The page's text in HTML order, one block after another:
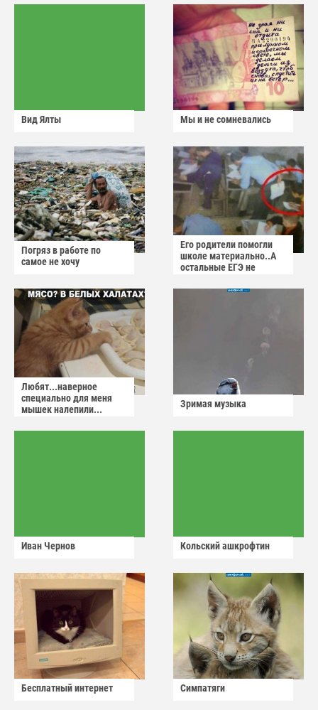
Вид Ялты Мы и не сомневались
Погряз в работе по
самое не хочу
Его родители помогли
школе материально..А
остальные ЕГЭ не
Любят...наверное
специально для меня
мышек налепили...
Зримая музыка
Иван Чернов Кольский ашкрофтин
Бесплатный интернет Симпатяги